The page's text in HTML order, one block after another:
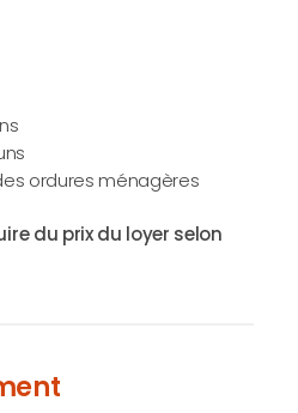
ordures ménagères
du prix du loyer selon